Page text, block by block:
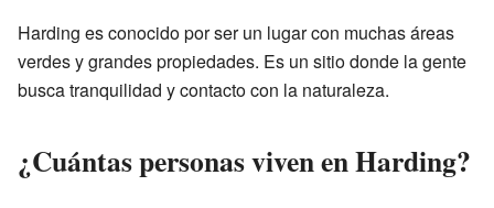
Harding es conocido por ser un lugar con muchas áreas
verdes y grandes propiedades. Es un sitio donde la gente
busca tranquilidad y contacto con la naturaleza.
¿Cuántas personas viven en Harding?